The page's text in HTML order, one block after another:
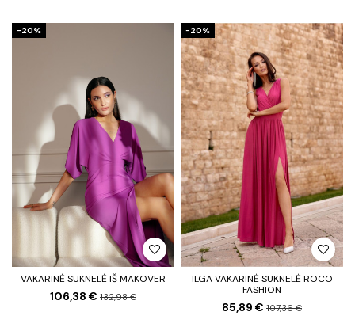
−20%
VAKARINĖ SUKNELĖ IŠ MAKOVER
106,38 € 132,98 €
−20%
ILGA VAKARINĖ SUKNELĖ ROCO
FASHION
85,89 € 107,36 €